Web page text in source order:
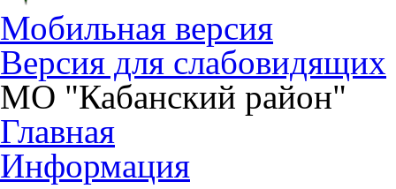
Мобильная версия
Версия для слабовидящих
МО "Кабанский район"
Главная
Информация